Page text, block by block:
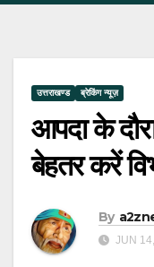
उत्तराखण्ड ब्रेकिंग न्यूज़
आपदा के
बेहतर करें
By
JUN